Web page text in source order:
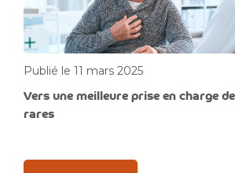
Publié le 11 mars 2025
Vers une meilleure prise en charge
rares